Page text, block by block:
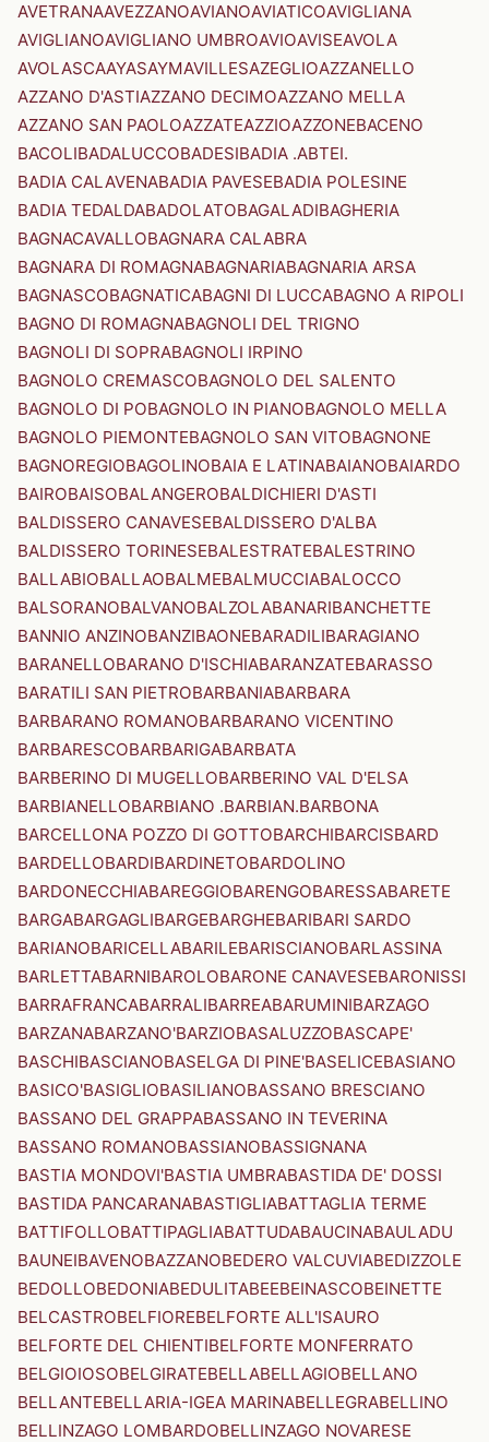
AVETRANAAVEZZANOAVIANOAVIATICOAVIGLIANA
AVIGLIANOAVIGLIANO UMBROAVIOAVISEAVOLA
AVOLASCAAYASAYMAVILLESAZEGLIOAZZANELLO
AZZANO D'ASTIAZZANO DECIMOAZZANO MELLA
AZZANO SAN PAOLOAZZATEAZZIOAZZONEBACENO
BACOLIBADALUCCOBADESIBADIA .ABTEI.
BADIA CALAVENABADIA PAVESEBADIA POLESINE
BADIA TEDALDABADOLATOBAGALADIBAGHERIA
BAGNACAVALLOBAGNARA CALABRA
BAGNARA DI ROMAGNABAGNARIABAGNARIA ARSA
BAGNASCOBAGNATICABAGNI DI LUCCABAGNO A RIPOLI
BAGNO DI ROMAGNABAGNOLI DEL TRIGNO
BAGNOLI DI SOPRABAGNOLI IRPINO
BAGNOLO CREMASCOBAGNOLO DEL SALENTO
BAGNOLO DI POBAGNOLO IN PIANOBAGNOLO MELLA
BAGNOLO PIEMONTEBAGNOLO SAN VITOBAGNONE
BAGNOREGIOBAGOLINOBAIA E LATINABAIANOBAIARDO
BAIROBAISOBALANGEROBALDICHIERI D'ASTI
BALDISSERO CANAVESEBALDISSERO D'ALBA
BALDISSERO TORINESEBALESTRATEBALESTRINO
BALLABIOBALLAOBALMEBALMUCCIABALOCCO
BALSORANOBALVANOBALZOLABANARIBANCHETTE
BANNIO ANZINOBANZIBAONEBARADILIBARAGIANO
BARANELLOBARANO D'ISCHIABARANZATEBARASSO
BARATILI SAN PIETROBARBANIABARBARA
BARBARANO ROMANOBARBARANO VICENTINO
BARBARESCOBARBARIGABARBATA
BARBERINO DI MUGELLOBARBERINO VAL D'ELSA
BARBIANELLOBARBIANO .BARBIAN.BARBONA
BARCELLONA POZZO DI GOTTOBARCHIBARCISBARD
BARDELLOBARDIBARDINETOBARDOLINO
BARDONECCHIABAREGGIOBARENGOBARESSABARETE
BARGABARGAGLIBARGEBARGHEBARIBARI SARDO
BARIANOBARICELLABARILEBARISCIANOBARLASSINA
BARLETTABARNIBAROLOBARONE CANAVESEBARONISSI
BARRAFRANCABARRALIBARREABARUMINIBARZAGO
BARZANABARZANO'BARZIOBASALUZZOBASCAPE'
BASCHIBASCIANOBASELGA DI PINE'BASELICEBASIANO
BASICO'BASIGLIOBASILIANOBASSANO BRESCIANO
BASSANO DEL GRAPPABASSANO IN TEVERINA
BASSANO ROMANOBASSIANOBASSIGNANA
BASTIA MONDOVI'BASTIA UMBRABASTIDA DE' DOSSI
BASTIDA PANCARANABASTIGLIABATTAGLIA TERME
BATTIFOLLOBATTIPAGLIABATTUDABAUCINABAULADU
BAUNEIBAVENOBAZZANOBEDERO VALCUVIABEDIZZOLE
BEDOLLOBEDONIABEDULITABEEBEINASCOBEINETTE
BELCASTROBELFIOREBELFORTE ALL'ISAURO
BELFORTE DEL CHIENTIBELFORTE MONFERRATO
BELGIOIOSOBELGIRATEBELLABELLAGIOBELLANO
BELLANTEBELLARIA-IGEA MARINABELLEGRABELLINO
BELLINZAGO LOMBARDOBELLINZAGO NOVARESE